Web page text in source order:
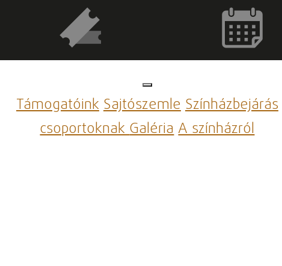
TámogatóinkSajtószemleSzínházbejárás
csoportoknakGalériaA színházról